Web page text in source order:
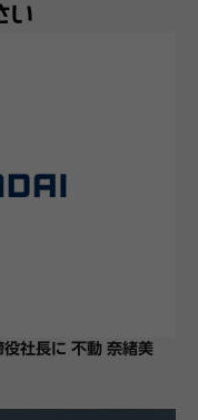
い
社長に 不動 奈緒美